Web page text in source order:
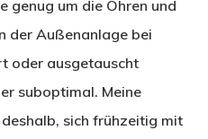
genug um die Ohren und
der Außenanlage bei
oder ausgetauscht
suboptimal. Meine
sich frühzeitig mit